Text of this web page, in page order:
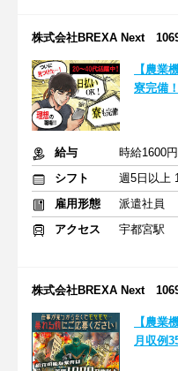
株式会社BREXA Next
【農業
寮完備
給与
時給1600
シフト
週5日以上
雇用形態
派遣社員
アクセス
宇都宮駅
株式会社BREXA Next
【農業
月収例